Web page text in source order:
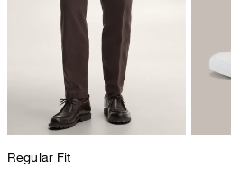
Regular Fit